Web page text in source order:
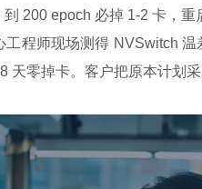
200 epoch 必掉 1-2 卡，重
工程师现场测得 NVSwitch
天零掉卡。客户把原本计划